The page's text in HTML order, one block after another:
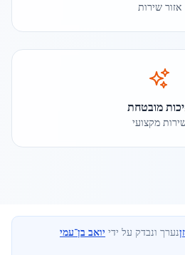
אזור שירות
מובטחת
מקצועי
נערך ונבדק על ידי יואב בן־עמי